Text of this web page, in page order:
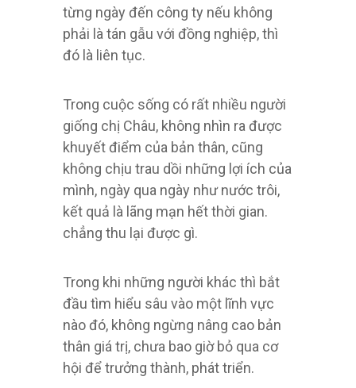
từng ngày đến công ty nếu không
phải là tán gẫu với đồng nghiệp, thì
đó là liên tục.
Trong cuộc sống có rất nhiều người
giống chị Châu, không nhìn ra được
khuyết điểm của bản thân, cũng
không chịu trau dồi những lợi ích của
mình, ngày qua ngày như nước trôi,
kết quả là lãng mạn hết thời gian.
chẳng thu lại được gì.
Trong khi những người khác thì bắt
đầu tìm hiểu sâu vào một lĩnh vực
nào đó, không ngừng nâng cao bản
thân giá trị, chưa bao giờ bỏ qua cơ
hội để trưởng thành, phát triển.